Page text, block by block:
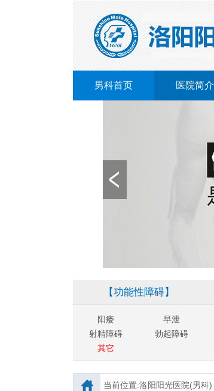
男科首页 医院简介
【功能性障碍】
阳痿
早泄
射精障碍
勃起障碍
其它
当前位置:洛阳阳光医院(男科)